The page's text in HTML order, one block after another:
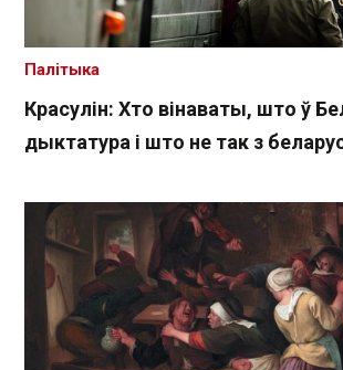
Красулін: Хто вінаваты, што ў
дыктатура і што не так з
Палітыка